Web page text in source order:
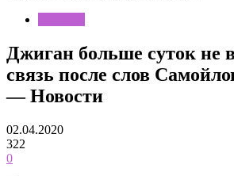
Джиган больше суток не
связь после слов
— Новости
02.04.2020
322
0